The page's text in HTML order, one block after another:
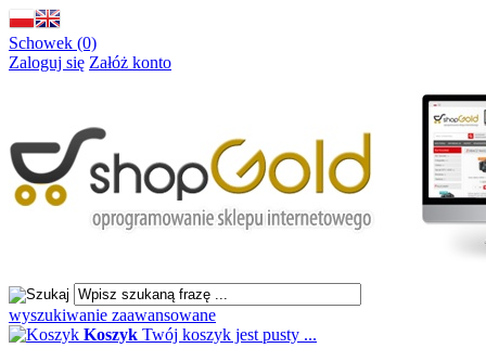
Schowek (0)
Zaloguj się Załóż konto
wyszukiwanie zaawansowane
Koszyk Twój koszyk jest pusty ...